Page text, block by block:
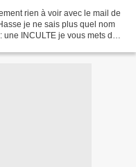
rien à voir avec le mail de
je ne sais plus quel nom
INCULTE je vous mets des